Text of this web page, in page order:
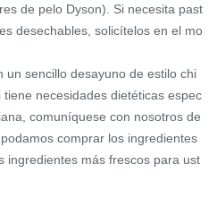
de pelo Dyson). Si necesita past
desechables, solicítelos en el mo
un sencillo desayuno de estilo chi
necesidades dietéticas espec
comuníquese con nosotros de
comprar los ingredientes
ingredientes más frescos para ust